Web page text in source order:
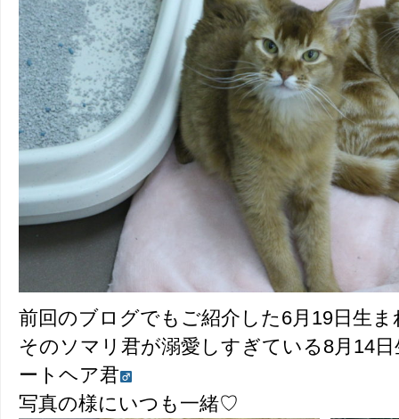
前回のブログでもご紹介した6月19日生
そのソマリ君が溺愛しすぎている8月14
ートヘア君
写真の様にいつも一緒♡